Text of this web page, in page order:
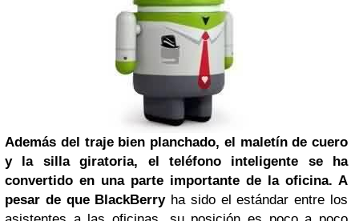
Además del traje bien planchado, el maletín de cuero
y la silla giratoria, el teléfono inteligente se ha
convertido en una parte importante de la oficina. A
pesar de que BlackBerryha sido el estándar entre los